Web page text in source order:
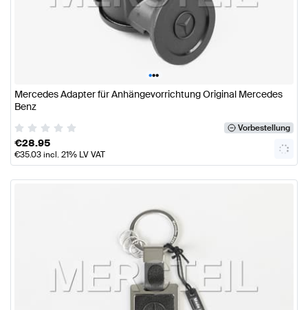
•••
Mercedes Adapter für Anhängevorrichtung Original Mercedes
Benz
Vorbestellung
€28.95
€35.03incl. 21% LV VAT